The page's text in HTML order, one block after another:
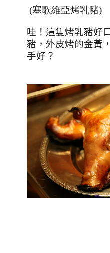
(塞歌維亞烤乳豬)
哇！這隻烤乳豬好
豬，外皮烤的金黃
手好？